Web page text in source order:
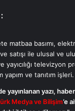
matbaa basımı,
ve satışı ile ulusal ve
yayıcılığı televizyon
ve tanıtım işleri.
yayınlanan yazı,
Medya ve Bilişim’e